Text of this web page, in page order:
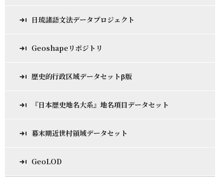
日琉諸語文法データプロジェクト
Geoshapeリポジトリ
歴史的行政区域データセットβ版
『日本歴史地名大系』地名項目データセット
幕末期近世村領域データセット
GeoLOD